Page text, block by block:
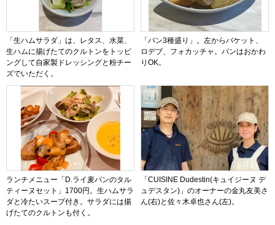
「生ハムサラダ」は、レタス、水菜、
生ハムに揚げたてのクルトンをトッピ
ングして自家製ドレッシングと粉チー
ズでいただく。
「パン3種盛り」。左からバケット、
ロデブ、フォカッチャ。パンはおかわ
りOK。
ランチメニュー「D.ライ麦パンのタル
ティーヌセット」1700円。生ハムサラ
ダと冷たいスープ付き。サラダには揚
げたてのクルトンも付く。
「CUISINE Dudestin(キュイジーヌ デ
ュデスタン)」のオーナーの金丸友美さ
ん(右)と佐々木卓也さん(左)。